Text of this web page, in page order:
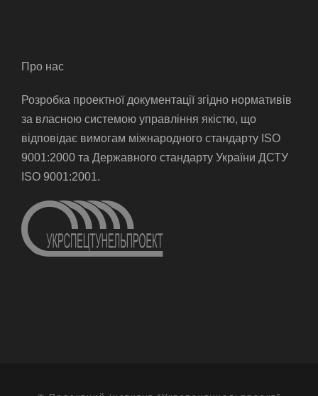
Про нас
Розробка проектної документації згідно нормативів
за власною системою управління якістю, що
відповідає вимогам міжнародного стандарту ISO
9001:2000 та Державного стандарту України ДСТУ
ISO 9001:2001.